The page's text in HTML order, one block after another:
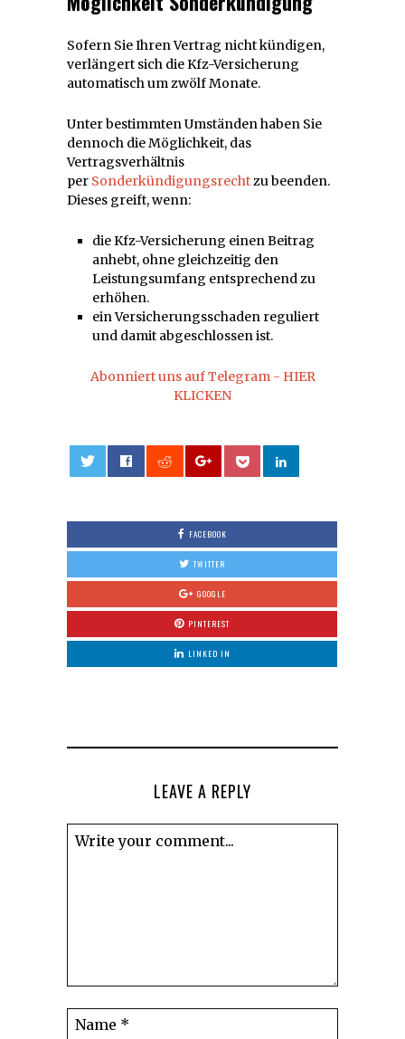
Sofern Sie Ihren Vertrag nicht kündigen,
verlängert sich die Kfz-Versicherung
automatisch um zwölf Monate.
Unter bestimmten Umständen haben Sie
dennoch die Möglichkeit, das
Vertragsverhältnis
per Sonderkündigungsrechtzu beenden.
Dieses greift, wenn:
die Kfz-Versicherung einen Beitrag
anhebt, ohne gleichzeitig den
Leistungsumfang entsprechend zu
erhöhen.
ein Versicherungsschaden reguliert
und damit abgeschlossen ist.
Abonniert uns auf Telegram - HIER
KLICKEN
FACEBOOK
TWITTER
GOOGLE
PINTEREST
LINKED IN
LEAVE A REPLY